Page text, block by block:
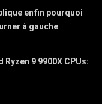
enfin pourquoi
à gauche
Ryzen 9 9900X CPUs: